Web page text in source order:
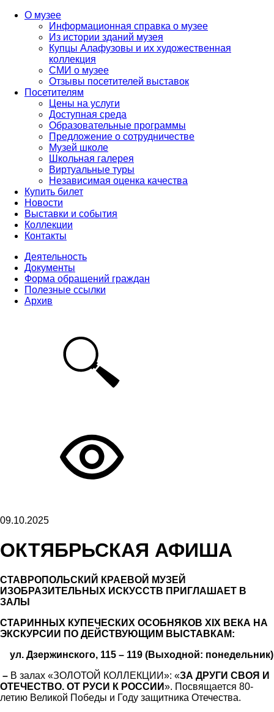
О музее
Информационная справка о музее
Из истории зданий музея
Купцы Алафузовы и их художественная
коллекция
СМИ о музее
Отзывы посетителей выставок
Посетителям
Цены на услуги
Доступная среда
Образовательные программы
Предложение о сотрудничестве
Музей школе
Школьная галерея
Виртуальные туры
Независимая оценка качества
Купить билет
Новости
Выставки и события
Коллекции
Контакты
Деятельность
Документы
Форма обращений граждан
Полезные ссылки
Архив
09.10.2025
ОКТЯБРЬСКАЯ АФИША
СТАВРОПОЛЬСКИЙ КРАЕВОЙ МУЗЕЙ
ИЗОБРАЗИТЕЛЬНЫХ ИСКУССТВ ПРИГЛАШАЕТ В
ЗАЛЫ
СТАРИННЫХ КУПЕЧЕСКИХ ОСОБНЯКОВ XIX ВЕКА НА
ЭКСКУРСИИ ПО ДЕЙСТВУЮЩИМ ВЫСТАВКАМ:
ул. Дзержинского, 115 – 119 (Выходной: понедельник)
– В залах «ЗОЛОТОЙ КОЛЛЕКЦИИ»: «ЗА ДРУГИ СВОЯ И
ОТЕЧЕСТВО. ОТ РУСИ К РОССИИ». Посвящается 80-
летию Великой Победы и Году защитника Отечества.